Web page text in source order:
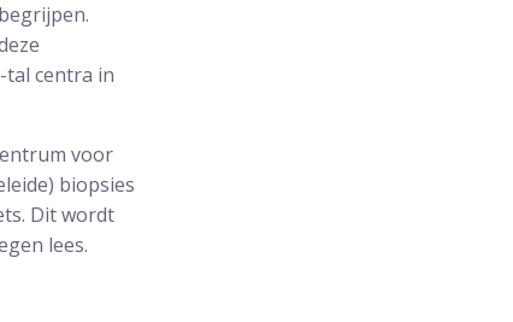
tal centra in
voor
biopsies
Dit wordt
lees.